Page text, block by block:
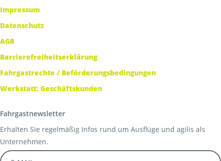
Impressum
Datenschutz
AGB
Barrierefreiheitserklärung
Fahrgastrechte / Beförderungsbedingungen
Werkstatt: Geschäftskunden
Fahrgastnewsletter
Erhalten Sie regelmäßig Infos rund um Ausflüge und agilis als
Unternehmen.